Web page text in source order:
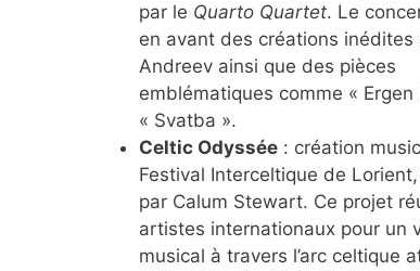
par le Quarto Quartet. Le
en avant des créations inédites
Andreev ainsi que des pièces
emblématiques comme « Ergen
« Svatba ».
Celtic Odyssée : création
Festival Interceltique de
par Calum Stewart. Ce projet
artistes internationaux pour un
musical à travers l’arc celtique